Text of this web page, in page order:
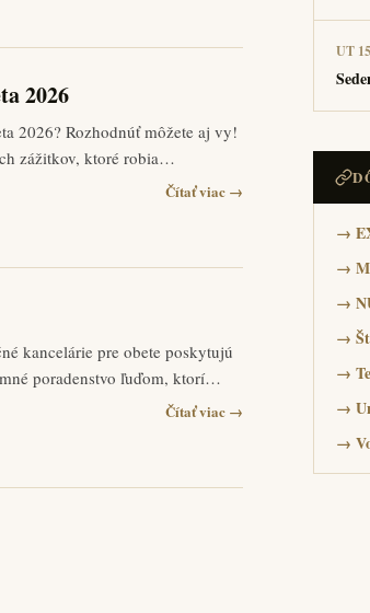
2026
2026? Rozhodnúť môžete aj vy!
zážitkov, ktoré robia…
Čítať viac →
kancelárie pre obete poskytujú
poradenstvo ľuďom, ktorí…
Čítať viac →
UT
→
→
→
→
→
→
→